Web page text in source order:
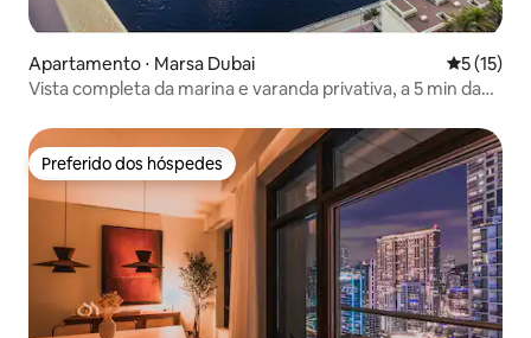
Apartamento ⋅ Marsa Dubai 5 de uma
5 (15)
Vista completa da marina e varanda privativa, a 5 min da
Preferido dos hóspedes
Preferido dos hóspedes